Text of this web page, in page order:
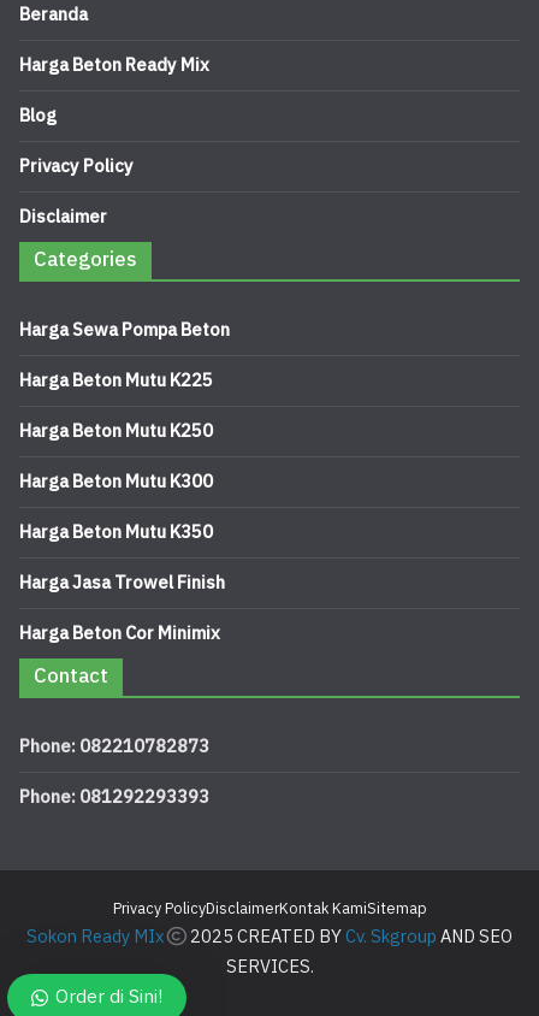
Beranda
Harga Beton Ready Mix
Blog
Privacy Policy
Disclaimer
Categories
Harga Sewa Pompa Beton
Harga Beton Mutu K225
Harga Beton Mutu K250
Harga Beton Mutu K300
Harga Beton Mutu K350
Harga Jasa Trowel Finish
Harga Beton Cor Minimix
Contact
Phone: 082210782873
Phone: 081292293393
Privacy PolicyDisclaimerKontak KamiSitemap
Sokon Ready MIx 2025 CREATED BYCv. SkgroupAND SEO
SERVICES.
Order di Sini!